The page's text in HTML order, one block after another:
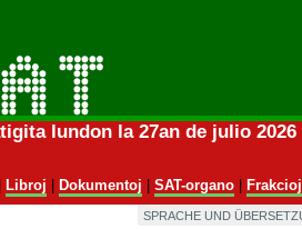
lundon la 27an de julio
Libroj Dokumentoj SAT-organo| Frakcioj
SPRACHE UND